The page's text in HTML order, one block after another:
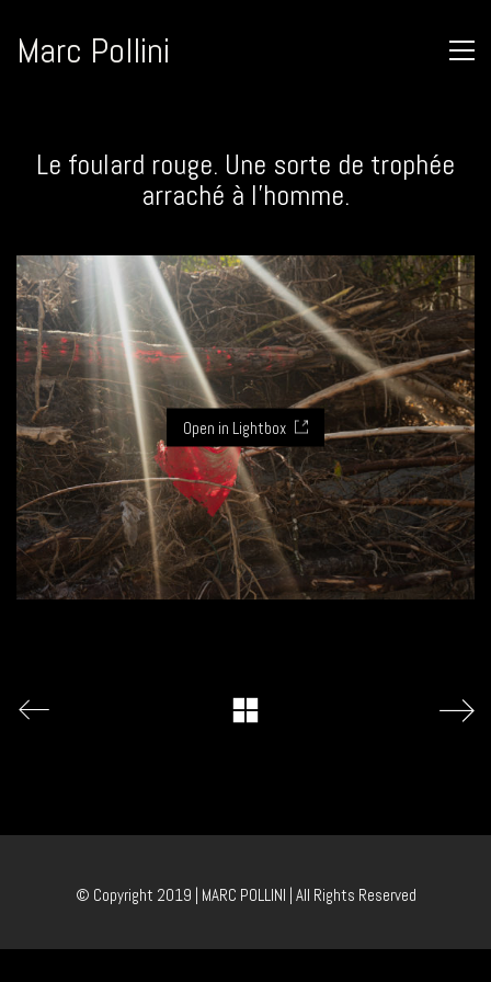
Marc Pollini
Le foulard rouge. Une sorte de trophée
arraché à l’homme.
Open in Lightbox
© Copyright 2019 | MARC POLLINI | All Rights Reserved